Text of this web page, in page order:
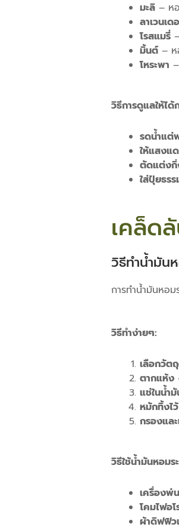
มะลิ – ห
ลาเวนเด
โรสแมรี่
มิ้นต์ – ห
โหระพา
วิธีการดูแลให้ไ
รดน้ำแต่
ให้แสงแ
ตัดแต่งกิ่
ใส่ปุ๋ยธร
เคล็ด
วิธีทำน้ำมัน
การทำน้ำมันหอ
วิธีทำง่ายๆ:
เลือกวัต
ตากแห้ง
แช่ในน้ำ
หมักทิ้งไว้
กรองแล
วิธีใช้น้ำมันหอมร
เครื่องพ่
โคมไฟอโ
ผ้าดิฟฟิว